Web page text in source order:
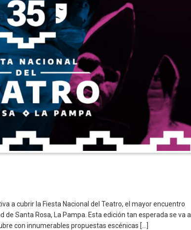
a cubrir la Fiesta Nacional del Teatro, el mayor encuentro
de Santa Rosa, La Pampa. Esta edición tan esperada se va a
con innumerables propuestas escénicas […]